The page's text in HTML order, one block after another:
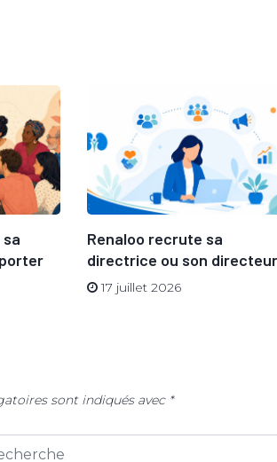
Renaloo recrute sa
directrice ou son directeur
17 juillet 2026
sont indiqués avec *